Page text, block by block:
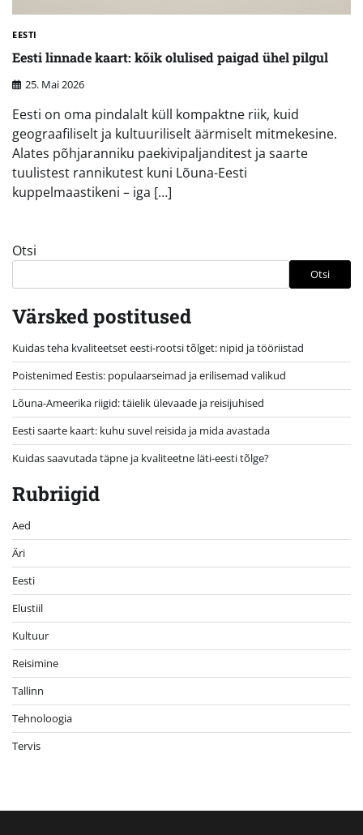
EESTI
Eesti linnade kaart: kõik olulised paigad ühel pilgul
25. Mai 2026
Eesti on oma pindalalt küll kompaktne riik, kuid
geograafiliselt ja kultuuriliselt äärmiselt mitmekesine.
Alates põhjaranniku paekivipaljanditest ja saarte
tuulistest rannikutest kuni Lõuna-Eesti
kuppelmaastikeni – iga […]
Otsi
Otsi
Värsked postitused
Kuidas teha kvaliteetset eesti-rootsi tõlget: nipid ja tööriistad
Poistenimed Eestis: populaarseimad ja erilisemad valikud
Lõuna-Ameerika riigid: täielik ülevaade ja reisijuhised
Eesti saarte kaart: kuhu suvel reisida ja mida avastada
Kuidas saavutada täpne ja kvaliteetne läti-eesti tõlge?
Rubriigid
Aed
Äri
Eesti
Elustiil
Kultuur
Reisimine
Tallinn
Tehnoloogia
Tervis